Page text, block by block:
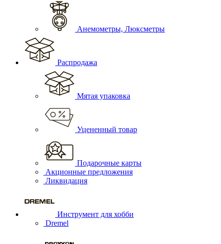
Анемометры, Люксметры
Распродажа
Мятая упаковка
Уцененный товар
Подарочные карты
Акционные предложения
Ликвидация
Инструмент для хобби
Dremel